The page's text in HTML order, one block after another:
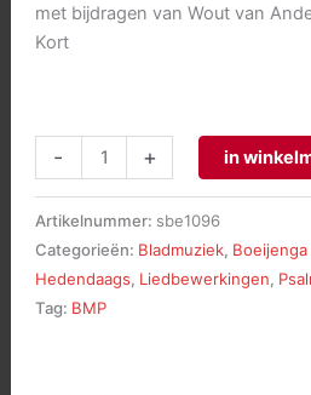
met bijdragen van Wout van
Kort
-
PSEAVMES
based
+ in
Artikelnummer: sbe1096
Categorieën: Bladmuziek,
Hedendaags, Liedbewerkingen,
Tag: BMP